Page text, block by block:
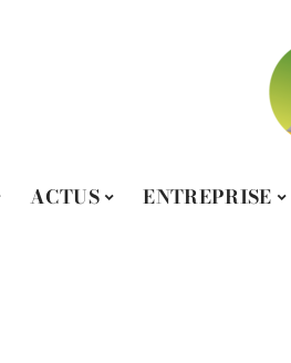
ACTUS ENTREPRISE